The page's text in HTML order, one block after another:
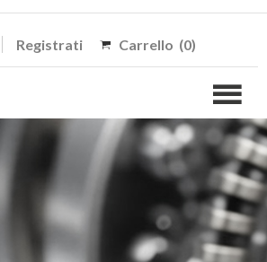
Registrati Carrello (0)